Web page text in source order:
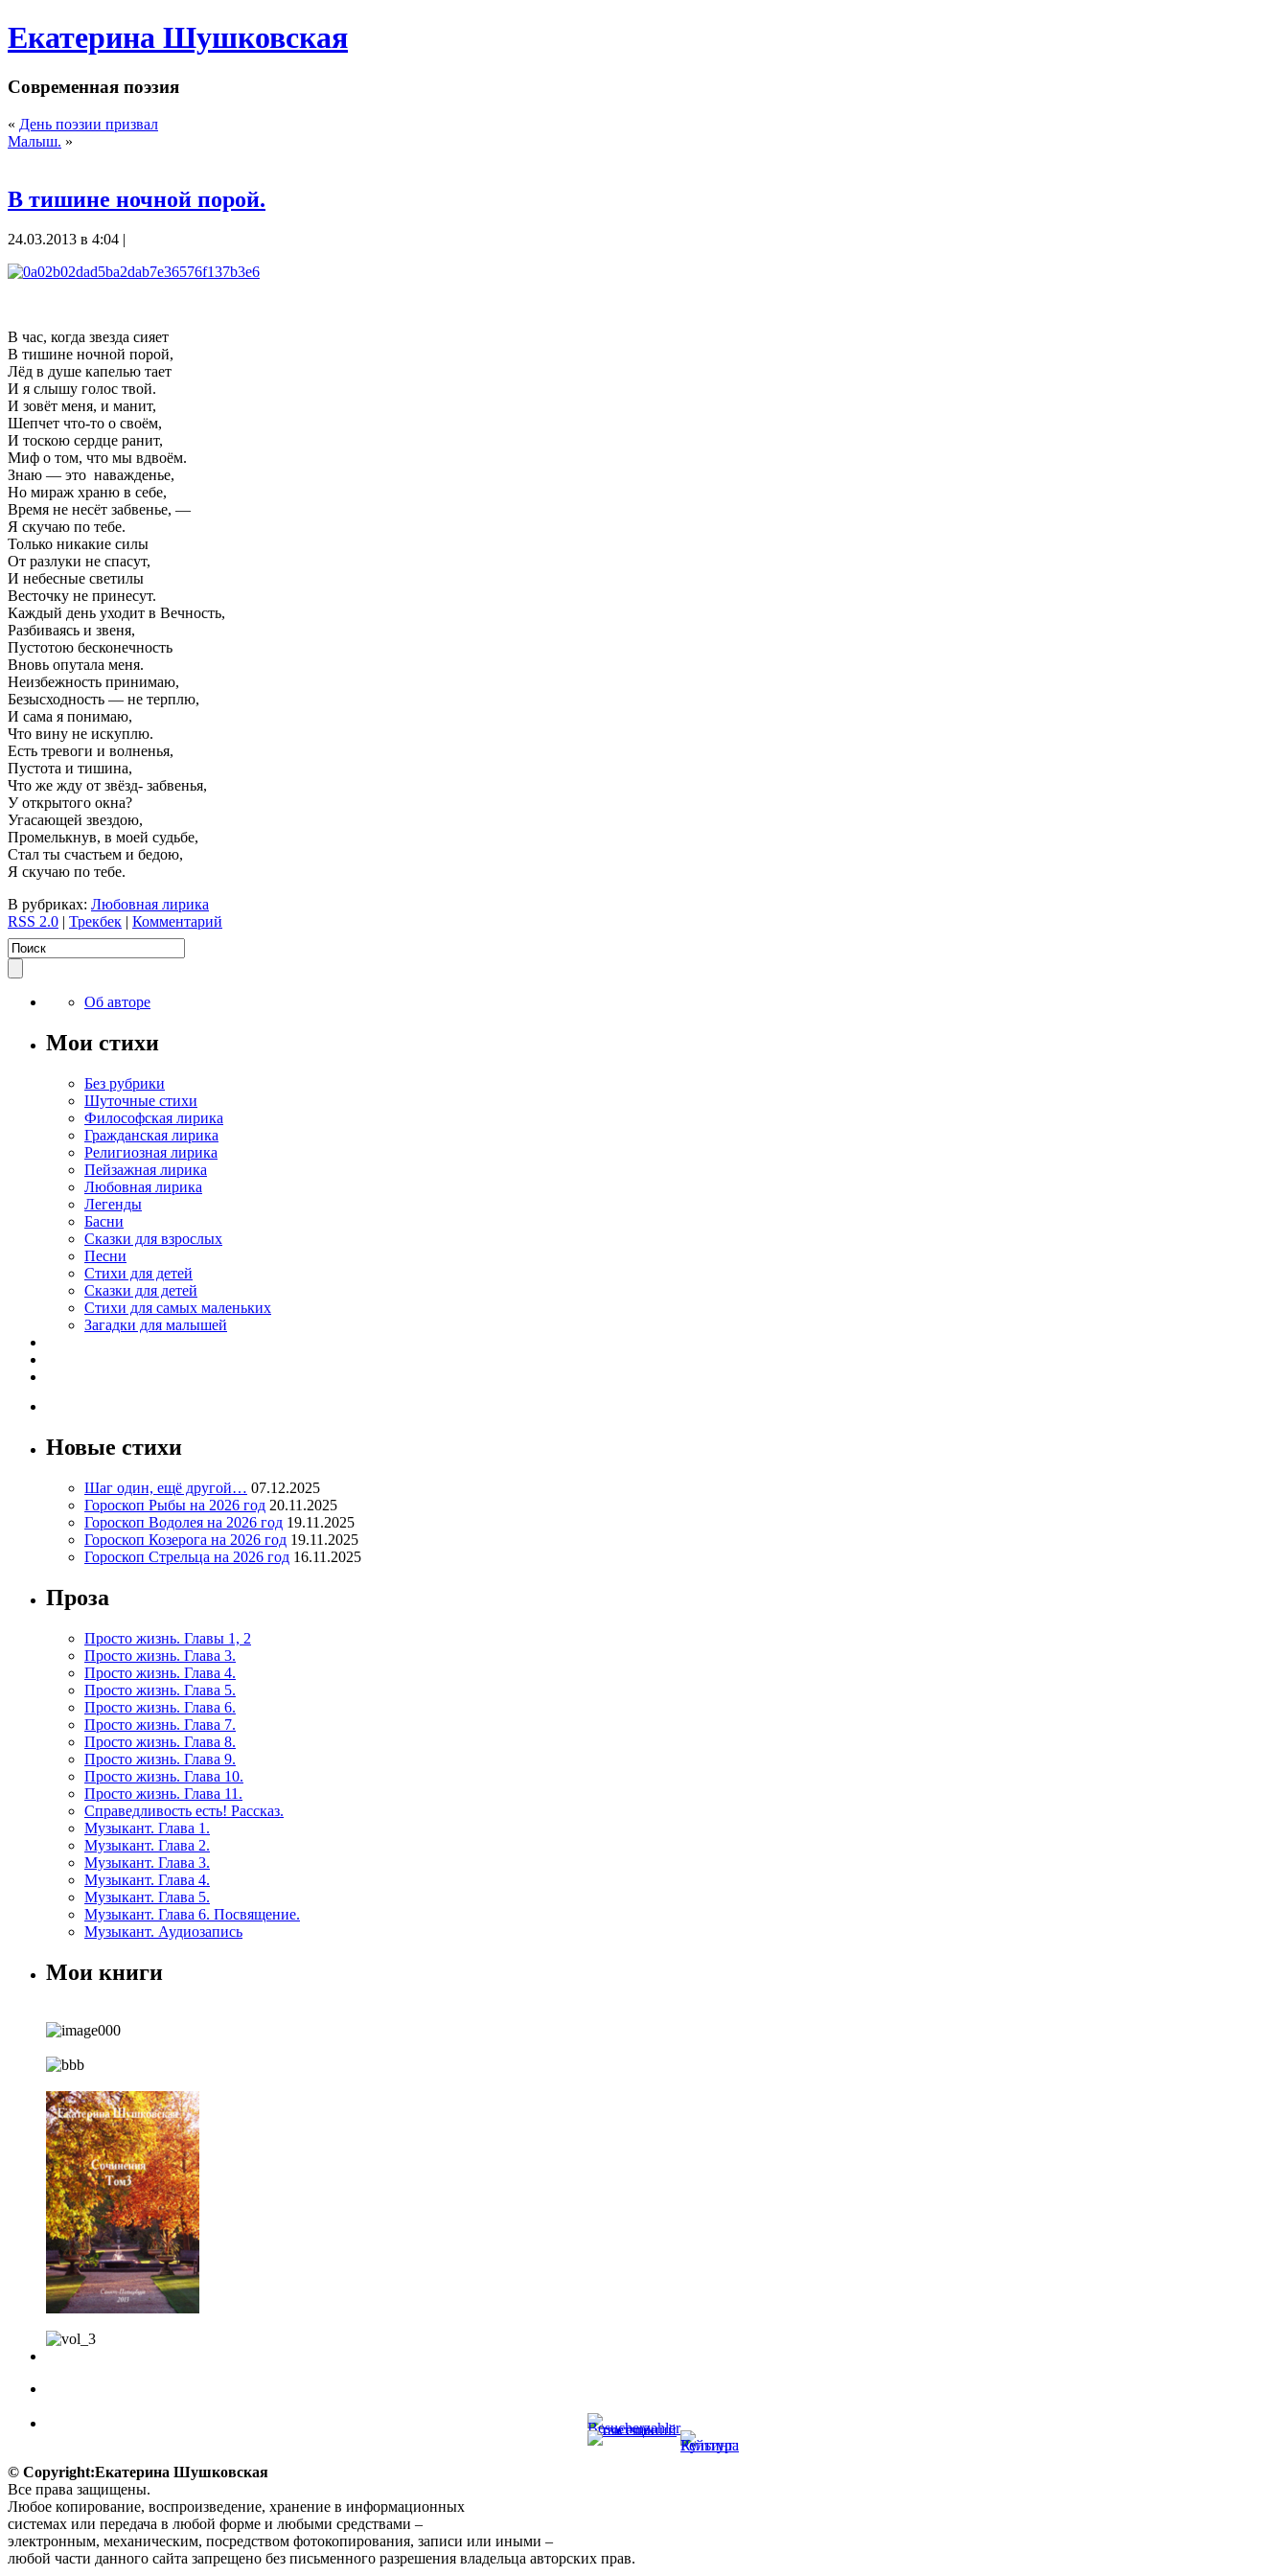
Екатерина Шушковская
Современная поэзия
« День поэзии призвал
Малыш. »
В тишине ночной порой.
24.03.2013 в 4:04 |
В час, когда звезда сияет
В тишине ночной порой,
Лёд в душе капелью тает
И я слышу голос твой.
И зовёт меня, и манит,
Шепчет что-то о своём,
И тоскою сердце ранит,
Миф о том, что мы вдвоём.
Знаю — это наважденье,
Но мираж храню в себе,
Время не несёт забвенье, —
Я скучаю по тебе.
Только никакие силы
От разлуки не спасут,
И небесные светилы
Весточку не принесут.
Каждый день уходит в Вечность,
Разбиваясь и звеня,
Пустотою бесконечность
Вновь опутала меня.
Неизбежность принимаю,
Безысходность — не терплю,
И сама я понимаю,
Что вину не искуплю.
Есть тревоги и волненья,
Пустота и тишина,
Что же жду от звёзд- забвенья,
У открытого окна?
Угасающей звездою,
Промелькнув, в моей судьбе,
Стал ты счастьем и бедою,
Я скучаю по тебе.
В рубриках: Любовная лирика
RSS 2.0 | Трекбек | Комментарий
Об авторе
Мои стихи
Без рубрики
Шуточные стихи
Философская лирика
Гражданская лирика
Религиозная лирика
Пейзажная лирика
Любовная лирика
Легенды
Басни
Сказки для взрослых
Песни
Стихи для детей
Сказки для детей
Стихи для самых маленьких
Загадки для малышей
Новые стихи
Шаг один, ещё другой… 07.12.2025
Гороскоп Рыбы на 2026 год 20.11.2025
Гороскоп Водолея на 2026 год 19.11.2025
Гороскоп Козерога на 2026 год 19.11.2025
Гороскоп Стрельца на 2026 год 16.11.2025
Проза
Просто жизнь. Главы 1, 2
Просто жизнь. Глава 3.
Просто жизнь. Глава 4.
Просто жизнь. Глава 5.
Просто жизнь. Глава 6.
Просто жизнь. Глава 7.
Просто жизнь. Глава 8.
Просто жизнь. Глава 9.
Просто жизнь. Глава 10.
Просто жизнь. Глава 11.
Справедливость есть! Рассказ.
Музыкант. Глава 1.
Музыкант. Глава 2.
Музыкант. Глава 3.
Музыкант. Глава 4.
Музыкант. Глава 5.
Музыкант. Глава 6. Посвящение.
Музыкант. Аудиозапись
Мои книги
© Copyright:Екатерина Шушковская
Все права защищены.
Любое копирование, воспроизведение, хранение в информационных
системах или передача в любой форме и любыми средствами –
электронным, механическим, посредством фотокопирования, записи или иными –
любой части данного сайта запрещено без письменного разрешения владельца авторских прав.